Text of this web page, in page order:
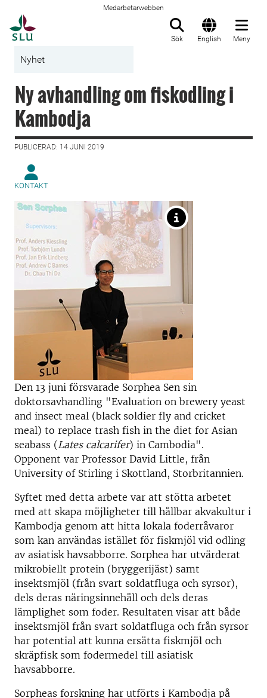
Medarbetarwebben
Sök English Meny
Nyhet
Ny avhandling om fiskodling i
Kambodja
PUBLICERAD: 14 JUNI 2019
KONTAKT
Den 13 juni försvarade Sorphea Sen sin
doktorsavhandling "Evaluation on brewery yeast
and insect meal (black soldier fly and cricket
meal) to replace trash fish in the diet for Asian
seabass (Lates calcarifer) in Cambodia".
Opponent var Professor David Little, från
University of Stirling i Skottland, Storbritannien.
Syftet med detta arbete var att stötta arbetet
med att skapa möjligheter till hållbar akvakultur i
Kambodja genom att hitta lokala foderråvaror
som kan användas istället för fiskmjöl vid odling
av asiatisk havsabborre. Sorphea har utvärderat
mikrobiellt protein (bryggerijäst) samt
insektsmjöl (från svart soldatfluga och syrsor),
dels deras näringsinnehåll och dels deras
lämplighet som foder. Resultaten visar att både
insektsmjöl från svart soldatfluga och från syrsor
har potential att kunna ersätta fiskmjöl och
skräpfisk som fodermedel till asiatisk
havsabborre.
Sorpheas forskning har utförts i Kambodja på